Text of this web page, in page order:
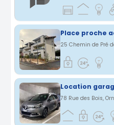
Place proche